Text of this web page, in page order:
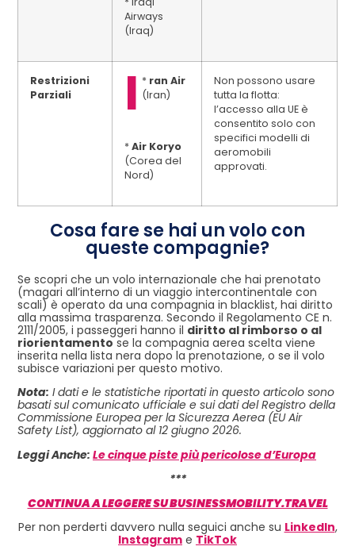
Airways
(Iraq)
Restrizioni
Parziali
*
I
ran Air
(Iran)
*Air Koryo
(Corea del
Nord)
Non possono usare
tutta la flotta:
l’accesso alla UE è
consentito solo con
specifici modelli di
aeromobili
approvati.
Cosa fare se hai un volo con
queste compagnie?
Se scopri che un volo internazionale che hai prenotato
(magari all’interno di un viaggio intercontinentale con
scali) è operato da una compagnia in blacklist, hai diritto
alla massima trasparenza. Secondo il Regolamento CE n.
2111/2005, i passeggeri hanno il diritto al rimborso o al
riorientamento se la compagnia aerea scelta viene
inserita nella lista nera dopo la prenotazione, o se il volo
subisce variazioni per questo motivo.
Nota: I dati e le statistiche riportati in questo articolo sono
basati sul comunicato ufficiale e sui dati del Registro della
Commissione Europea per la Sicurezza Aerea (EU Air
Safety List), aggiornato al 12 giugno 2026.
Leggi Anche: Le cinque piste più pericolose d’Europa
***
CONTINUA A LEGGERE SU BUSINESSMOBILITY.TRAVEL
Per non perderti davvero nulla seguici anche su LinkedIn,
Instagram e TikTok